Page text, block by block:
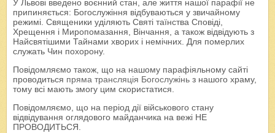
У Львові введено воєнний стан, але життя нашої парафії не
припиняється: Богослужіння відбуваються у звичайному
режимі. Священики уділяють Святі таїнства Сповіді,
Хрещення і Миропомазання, Вінчання, а також відвідують з
Найсвятішими Тайнами хворих і немічних. Для померлих
служать Чин похорону.
Повідомляємо також, що на нашому парафіяльному сайті
проводиться пряма трансляція Богослужінь з нашого храму,
тому всі мають змогу цим скористатися.
Повідомляємо, що на період дії військового стану
відвідування оглядового майданчика на вежі НЕ
ПРОВОДИТЬСЯ.